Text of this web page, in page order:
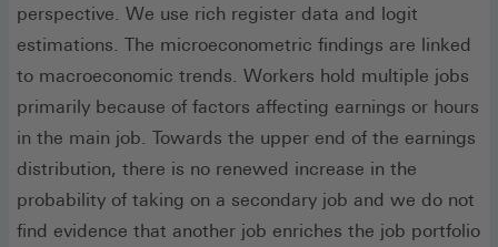
perspective. We use rich register data and logit
estimations. The microeconometric findings are linked
to macroeconomic trends. Workers hold multiple jobs
primarily because of factors affecting earnings or hours
in the main job. Towards the upper end of the earnings
distribution, there is no renewed increase in the
probability of taking on a secondary job and we do not
find evidence that another job enriches the job portfolio